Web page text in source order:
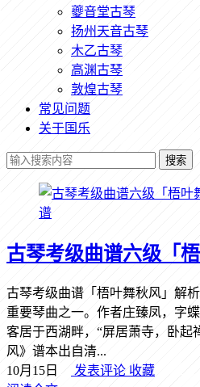
夔音堂古琴
扬州天音古琴
木乙古琴
高渊古琴
敦煌古琴
常见问题
关于国乐
搜索
谱
古琴考级曲谱六级「梧
古琴考级曲谱「梧叶舞秋风」解
重要琴曲之一。作者庄臻凤，字
客居于西湖畔，“屏居萧寺，卧
风》谱本出自清...
10月15日
发表评论 收藏